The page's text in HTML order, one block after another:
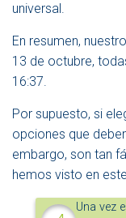
universal.
En resumen,
13 de octubre,
16:37.
Por supuesto, si
opciones que
embargo, son tan
hemos visto en
Una vez